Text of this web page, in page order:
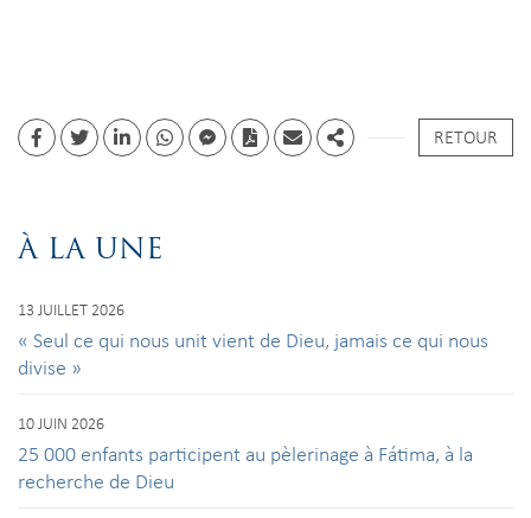
FacebookTwitterLinkedinwhatsappfacebook messenger
PDF EmailShare
RETOUR
À LA UNE
13 JUILLET 2026
« Seul ce qui nous unit vient de Dieu, jamais ce qui nous
divise »
10 JUIN 2026
25 000 enfants participent au pèlerinage à Fátima, à la
recherche de Dieu